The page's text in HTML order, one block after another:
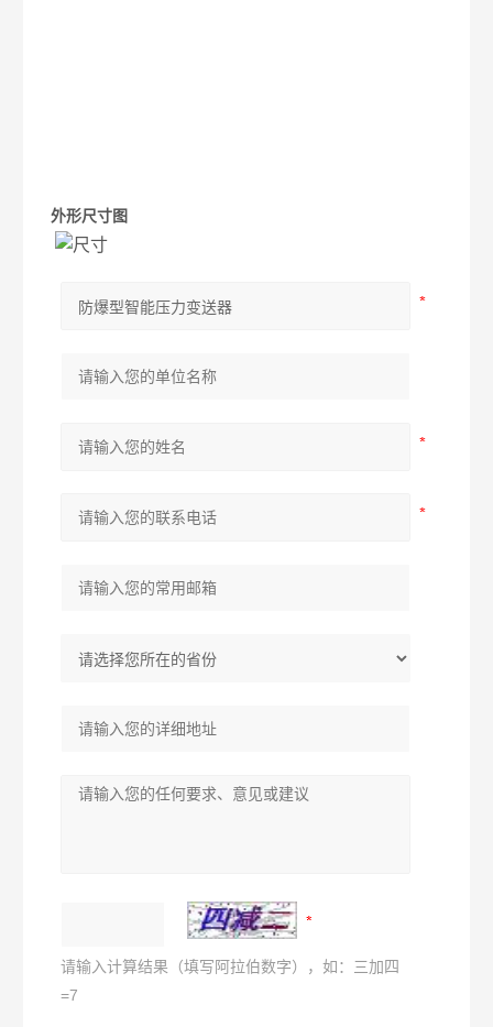
外形尺寸图
请输入计算结果（填写阿拉伯数字），如：三加四
=7